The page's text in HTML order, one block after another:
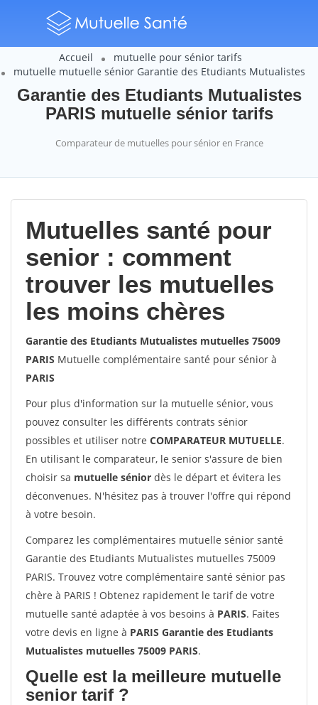
Accueil
mutuelle pour sénior tarifs
mutuelle mutuelle sénior Garantie des Etudiants Mutualistes
Garantie des Etudiants Mutualistes
PARIS mutuelle sénior tarifs
Comparateur de mutuelles pour sénior en France
Mutuelles santé pour
senior : comment
trouver les mutuelles
les moins chères
Garantie des Etudiants Mutualistes mutuelles 75009
PARIS Mutuelle complémentaire santé pour sénior à
PARIS
Pour plus d'information sur la mutuelle sénior, vous
pouvez consulter les différents contrats sénior
possibles et utiliser notre COMPARATEUR MUTUELLE.
En utilisant le comparateur, le senior s'assure de bien
choisir sa mutuelle sénior dès le départ et évitera les
déconvenues. N'hésitez pas à trouver l'offre qui répond
à votre besoin.
Comparez les complémentaires mutuelle sénior santé
Garantie des Etudiants Mutualistes mutuelles 75009
PARIS. Trouvez votre complémentaire santé sénior pas
chère à PARIS ! Obtenez rapidement le tarif de votre
mutuelle santé adaptée à vos besoins à PARIS. Faites
votre devis en ligne à PARIS Garantie des Etudiants
Mutualistes mutuelles 75009 PARIS.
Quelle est la meilleure mutuelle
senior tarif ?